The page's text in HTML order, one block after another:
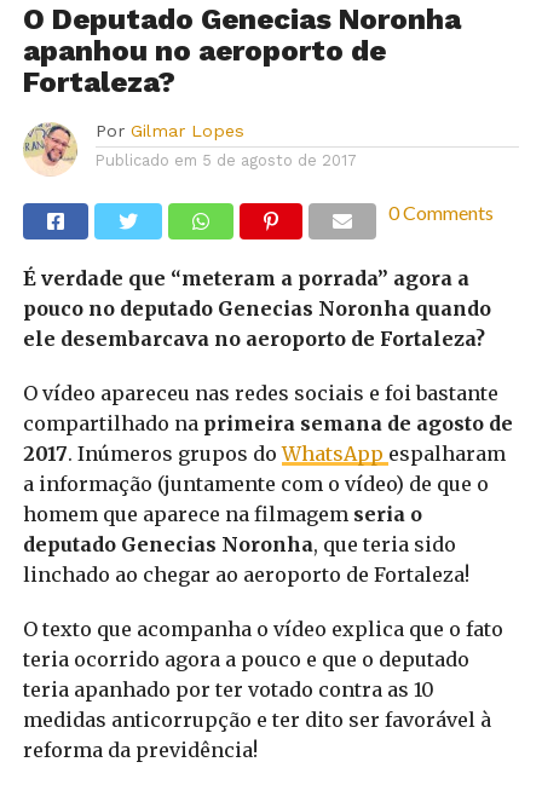
O Deputado Genecias Noronha
apanhou no aeroporto de
Fortaleza?
Por Gilmar Lopes
Publicado em 5 de agosto de 2017
0 Comments
É verdade que “meteram a porrada” agora a
pouco no deputado Genecias Noronha quando
ele desembarcava no aeroporto de Fortaleza?
O vídeo apareceu nas redes sociais e foi bastante
compartilhado na primeira semana de agosto de
2017. Inúmeros grupos doWhatsApp espalharam
a informação (juntamente com o vídeo) de que o
homem que aparece na filmagem seria o
deputado Genecias Noronha, que teria sido
linchado ao chegar ao aeroporto de Fortaleza!
O texto que acompanha o vídeo explica que o fato
teria ocorrido agora a pouco e que o deputado
teria apanhado por ter votado contra as 10
medidas anticorrupção e ter dito ser favorável à
reforma da previdência!